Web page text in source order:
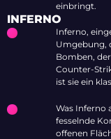
einbringt.
INFERNO
Inferno,
Umgebung,
Bomben,
Counter-
ist sie ein
Was Inferno
fesselnde
offenen